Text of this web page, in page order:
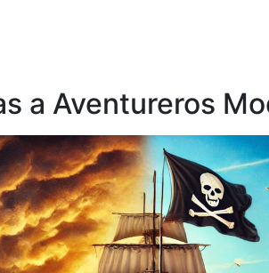
a Aventureros